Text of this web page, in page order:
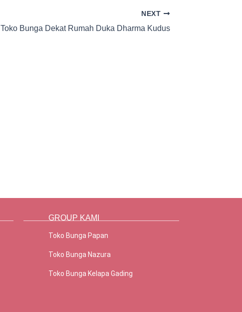
NEXT
Toko Bunga Dekat Rumah Duka Dharma Kudus
GROUP KAMI
Toko Bunga Papan
Toko Bunga Nazura
Toko Bunga Kelapa Gading